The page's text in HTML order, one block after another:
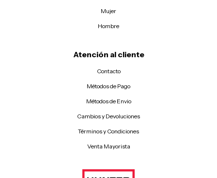
Mujer
Hombre
Atención al cliente
Contacto
Métodos de Pago
Métodos de Envio
Cambios y Devoluciones
Términos y Condiciones
Venta Mayorista